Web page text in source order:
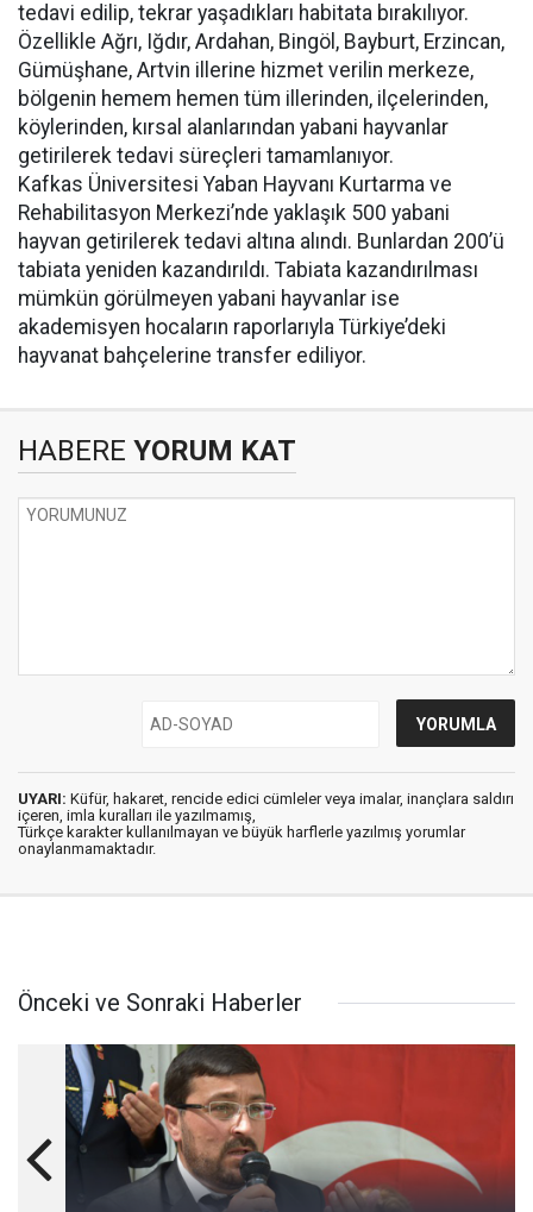
tedavi edilip, tekrar yaşadıkları habitata bırakılıyor.
Özellikle Ağrı, Iğdır, Ardahan, Bingöl, Bayburt, Erzincan,
Gümüşhane, Artvin illerine hizmet verilin merkeze,
bölgenin hemem hemen tüm illerinden, ilçelerinden,
köylerinden, kırsal alanlarından yabani hayvanlar
getirilerek tedavi süreçleri tamamlanıyor.
Kafkas Üniversitesi Yaban Hayvanı Kurtarma ve
Rehabilitasyon Merkezi’nde yaklaşık 500 yabani
hayvan getirilerek tedavi altına alındı. Bunlardan 200’ü
tabiata yeniden kazandırıldı. Tabiata kazandırılması
mümkün görülmeyen yabani hayvanlar ise
akademisyen hocaların raporlarıyla Türkiye’deki
hayvanat bahçelerine transfer ediliyor.
HABERE YORUM KAT
UYARI: Küfür, hakaret, rencide edici cümleler veya imalar, inançlara saldırı
içeren, imla kuralları ile yazılmamış,
Türkçe karakter kullanılmayan ve büyük harflerle yazılmış yorumlar
onaylanmamaktadır.
Önceki ve Sonraki Haberler